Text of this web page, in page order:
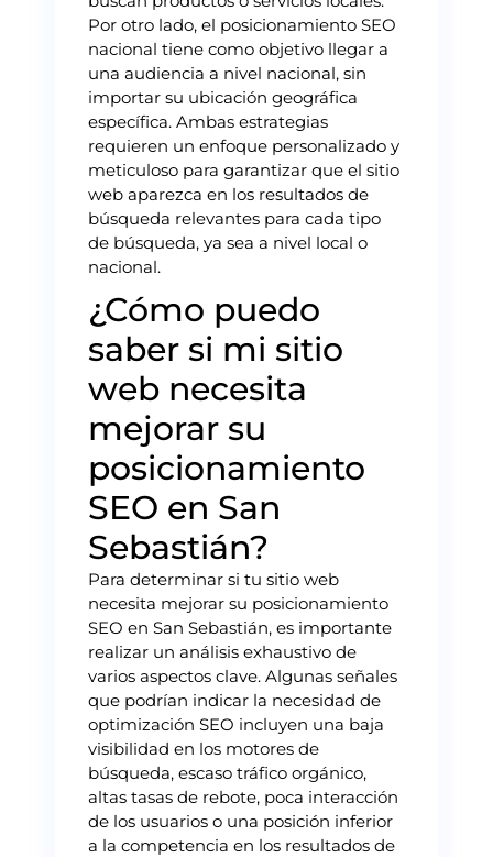
Por otro lado, el posicionamiento SEO
nacional tiene como objetivo llegar a
una audiencia a nivel nacional, sin
importar su ubicación geográfica
específica. Ambas estrategias
requieren un enfoque personalizado y
meticuloso para garantizar que el sitio
web aparezca en los resultados de
búsqueda relevantes para cada tipo
de búsqueda, ya sea a nivel local o
nacional.
¿Cómo puedo
saber si mi sitio
web necesita
mejorar su
posicionamiento
SEO en San
Sebastián?
Para determinar si tu sitio web
necesita mejorar su posicionamiento
SEO en San Sebastián, es importante
realizar un análisis exhaustivo de
varios aspectos clave. Algunas señales
que podrían indicar la necesidad de
optimización SEO incluyen una baja
visibilidad en los motores de
búsqueda, escaso tráfico orgánico,
altas tasas de rebote, poca interacción
de los usuarios o una posición inferior
a la competencia en los resultados de